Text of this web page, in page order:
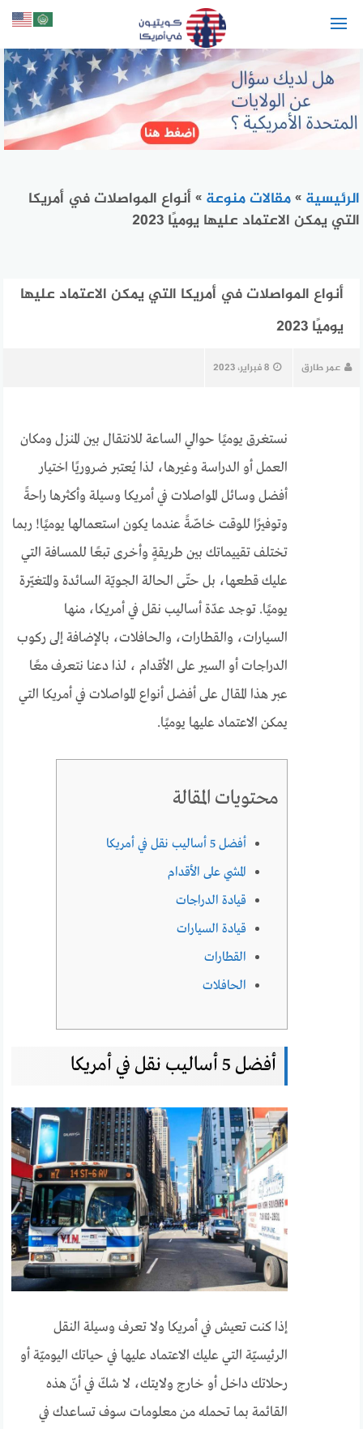
الرئيسية »مقالات منوعة »أنواع المواصلات في أمريكا
التي يمكن الاعتماد عليها يوميًا 2023
أنواع المواصلات في أمريكا التي يمكن الاعتماد عليها
يوميًا 2023
عمر طارق 8 فبراير، 2023
نستغرق يوميًا حوالي الساعة للانتقال بين المنزل ومكان
العمل أو الدراسة وغيرها، لذا يُعتبر ضروريًا اختيار
أفضل وسائل المواصلات في أمريكا وسيلة وأكثرها راحةً
وتوفيرًا للوقت خاصّةً عندما يكون استعمالها يوميًا! ربما
تختلف تقييماتك بين طريقةٍ وأخرى تبعًا للمسافة التي
عليك قطعها، بل حتّى الحالة الجويّة السائدة والمتغيّرة
يوميًا. توجد عدّة أساليب نقل في أمريكا، منها
السيارات، والقطارات، والحافلات، بالإضافة إلى ركوب
الدراجات أو السير على الأقدام ، لذا دعنا نتعرف معًا
عبر هذا المقال على أفضل أنواع المواصلات في أمريكا التي
يمكن الاعتماد عليها يوميًا.
محتويات المقالة
أفضل 5 أساليب نقل في أمريكا
المشي على الأقدام
قيادة الدراجات
قيادة السيارات
القطارات
الحافلات
أفضل 5 أساليب نقل في أمريكا
إذا كنت تعيش في أمريكا ولا تعرف وسيلة النقل
الرئيسيّة التي عليك الاعتماد عليها في حياتك اليوميّة أو
رحلاتك داخل أو خارج ولايتك، لا شكّ في أنّ هذه
القائمة بما تحمله من معلومات سوف تساعدك في